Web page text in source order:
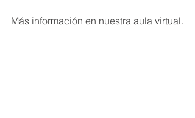
Más información en nuestra aula virtual.